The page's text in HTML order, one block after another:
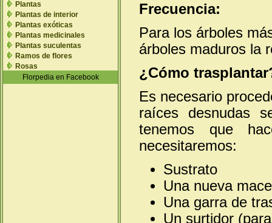
Plantas
Plantas de interior
Plantas exóticas
Plantas medicinales
Plantas suculentas
Ramos de flores
Rosas
Florpedia en Facebook
Frecuencia:
Para los árboles
árboles maduros la
¿Cómo
Es necesario
raíces desnudas
tenemos que
necesitaremos:
Sustrato
Una nueva
Una garra de
Un surtidor